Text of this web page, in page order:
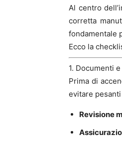
Al centro
corretta
fondamentale
Ecco la
1. Documenti
Prima di
evitare
Revisione